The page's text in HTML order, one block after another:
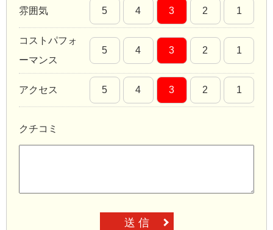
雰囲気 5 4 3 2 1
コストパフォ
ーマンス
5 4 3 2 1
アクセス 5 4 3 2 1
クチコミ
送 信